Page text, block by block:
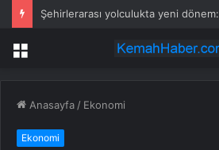
Menü
Anasayfa / Ekonomi
Ekonomi